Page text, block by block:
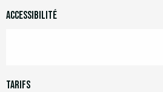
Accessibilité
Tarifs